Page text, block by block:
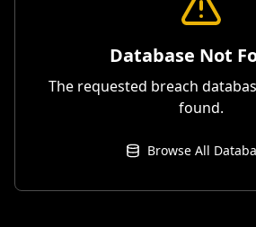
Database Not
The requested breach
found.
Browse All